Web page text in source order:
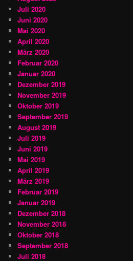
Juli 2020
Juni 2020
Mai 2020
April 2020
März 2020
Februar 2020
Januar 2020
Dezember 2019
November 2019
Oktober 2019
September 2019
August 2019
Juli 2019
Juni 2019
Mai 2019
April 2019
März 2019
Februar 2019
Januar 2019
Dezember 2018
November 2018
Oktober 2018
September 2018
Juli 2018